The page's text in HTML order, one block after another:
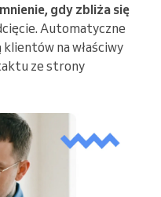
gdy zbliża się
Automatyczne
na właściwy
ze strony